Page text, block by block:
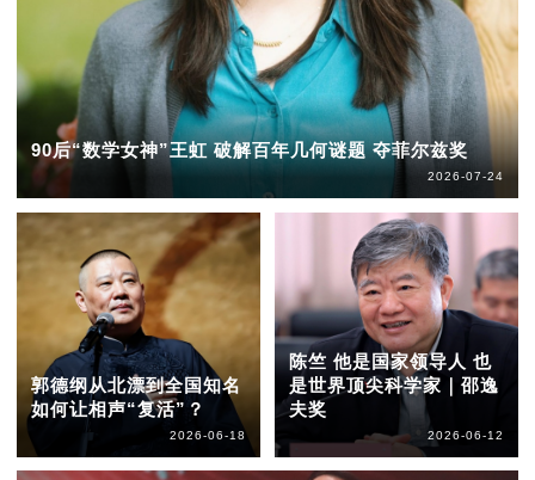
90后“数学女神”王虹 破解百年几何谜题 夺菲尔兹奖
2026-07-24
郭德纲从北漂到全国知名
如何让相声“复活”？
2026-06-18
陈竺 他是国家领导人 也
是世界顶尖科学家｜邵逸
夫奖
2026-06-12